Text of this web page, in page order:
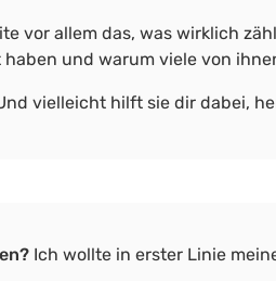
vor allem das, was wirklich
und warum viele von
vielleicht hilft sie dir dabei,
Ich wollte in erster Linie